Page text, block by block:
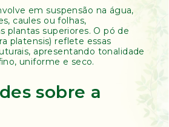
em suspensão na água,
caules ou folhas,
plantas superiores. O pó de
platensis) reflete essas
apresentando tonalidade
uniforme e seco.
sobre a